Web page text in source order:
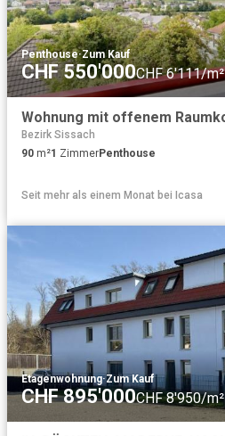
Penthouse·Zum Kauf
CHF 550'000CHF 6'111/m²
Bezirk Sissach
90 m²1 ZimmerPenthouse
Seit mehr als einem Monat bei Icasa
Etagenwohnung·Zum Kauf
CHF 895'000CHF 8'950/m²